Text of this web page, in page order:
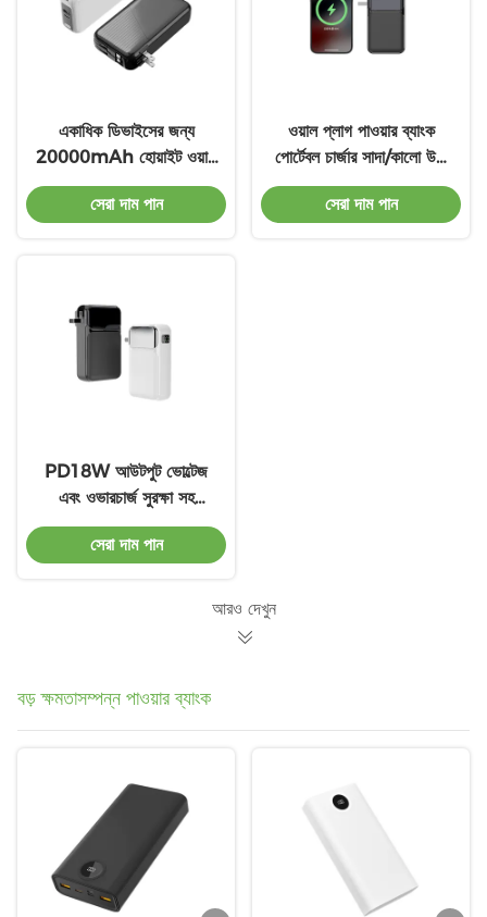
একাধিক ডিভাইসের জন্য
20000mAh হোয়াইট ওয়াল
প্লাগ পাওয়ার ব্যাংক
সেরা দাম পান
ওয়াল প্লাগ পাওয়ার ব্যাংক
পোর্টেবল চার্জার সাদা/কালো উচ্চ
মানের
সেরা দাম পান
PD18W আউটপুট ভোল্টেজ
এবং ওভারচার্জ সুরক্ষা সহ
10000mAh LED
ইন্ডিকেটর পাওয়ার ব্যাংক
সেরা দাম পান
আরও দেখুন
বড় ক্ষমতাসম্পন্ন পাওয়ার ব্যাংক